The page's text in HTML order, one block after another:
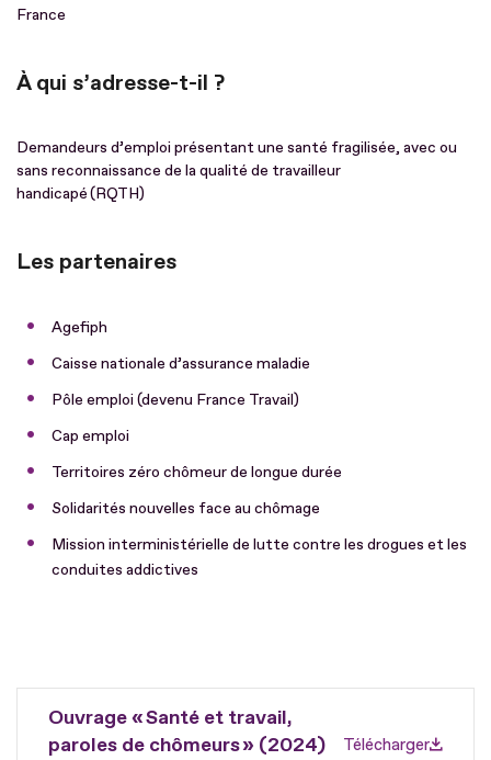
France
À qui s’adresse-t-il ?
Demandeurs d’emploi présentant une santé fragilisée, avec ou
sans reconnaissance de la qualité de travailleur
handicapé (RQTH)
Les partenaires
Agefiph
Caisse nationale d’assurance maladie
Pôle emploi (devenu France Travail)
Cap emploi
Territoires zéro chômeur de longue durée
Solidarités nouvelles face au chômage
Mission interministérielle de lutte contre les drogues et les
conduites addictives
Ouvrage « Santé et travail,
paroles de chômeurs » (2024)
Télécharger